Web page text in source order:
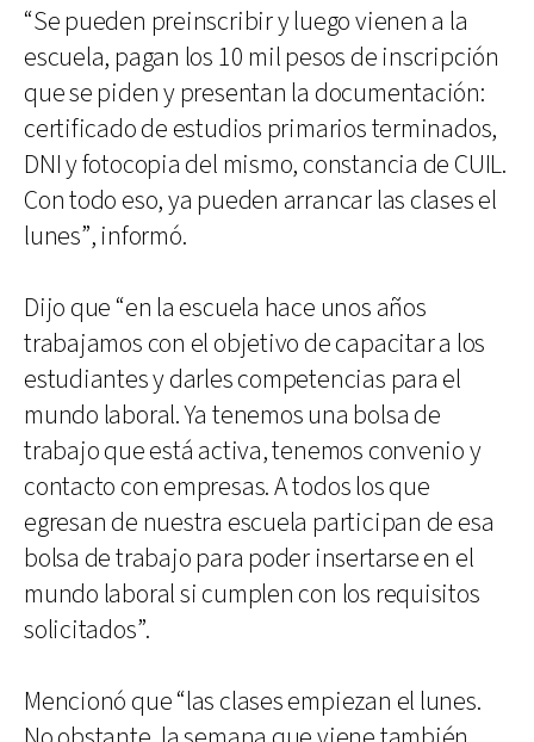
“Se pueden preinscribir y luego vienen a la
escuela, pagan los 10 mil pesos de inscripción
que se piden y presentan la documentación:
certificado de estudios primarios terminados,
DNI y fotocopia del mismo, constancia de CUIL.
Con todo eso, ya pueden arrancar las clases el
lunes”, informó.
Dijo que “en la escuela hace unos años
trabajamos con el objetivo de capacitar a los
estudiantes y darles competencias para el
mundo laboral. Ya tenemos una bolsa de
trabajo que está activa, tenemos convenio y
contacto con empresas. A todos los que
egresan de nuestra escuela participan de esa
bolsa de trabajo para poder insertarse en el
mundo laboral si cumplen con los requisitos
solicitados”.
Mencionó que “las clases empiezan el lunes.